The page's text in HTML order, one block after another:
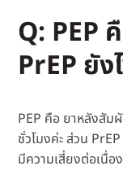
Q: PEP
PrEP ยัง
PEP คือ ยาหลังสัม
ชั่วโมงค่ะ ส่วน
มีความเสี่ยงต่อเนื่อ